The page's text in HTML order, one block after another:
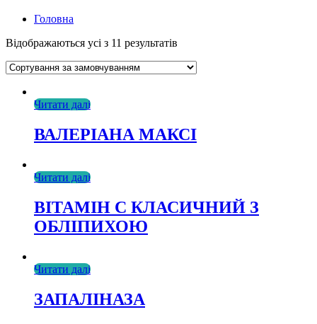
Головна
Відображаються усі з 11 результатів
Читати далі
ВАЛЕРІАНА МАКСІ
Читати далі
ВІТАМІН С КЛАСИЧНИЙ З
ОБЛІПИХОЮ
Читати далі
ЗАПАЛІНАЗА